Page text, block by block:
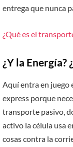
entrega que nunca
¿Qué es el
¿Y la Energía?
Aquí entra en juego
express porque
transporte pasivo,
activo la célula usa
cosas contra la